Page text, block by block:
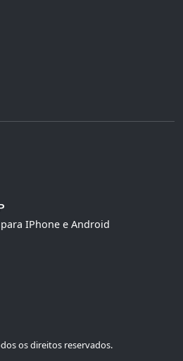
IPhone e Android
os direitos reservados.